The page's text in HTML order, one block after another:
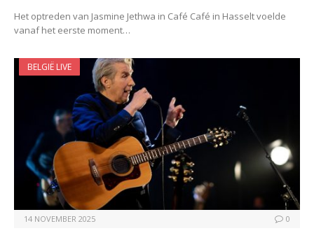
Het optreden van Jasmine Jethwa in Café Café in Hasselt voelde
vanaf het eerste moment…
BELGIË LIVE
14 NOVEMBER 2025 0